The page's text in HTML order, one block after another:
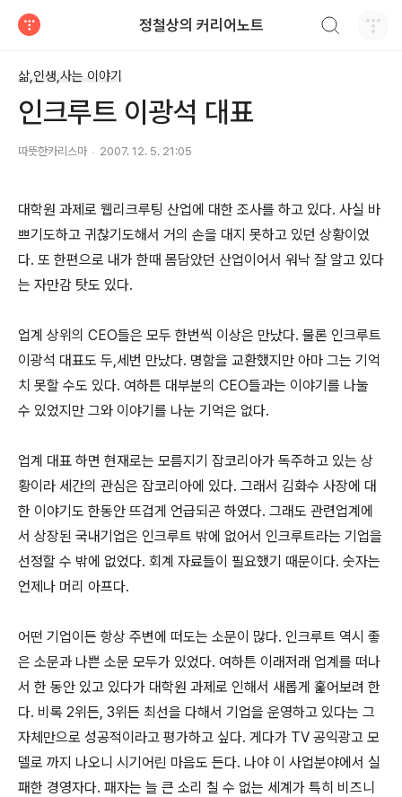
정철상의 커리어노트
삶,인생,사는 이야기
인크루트 이광석 대표
따뜻한카리스마 2007. 12. 5. 21:05
대학원 과제로 웹리크루팅 산업에 대한 조사를 하고 있다. 사실 바
쁘기도하고 귀찮기도해서 거의 손을 대지 못하고 있던 상황이었
다. 또 한편으로 내가 한때 몸담았던 산업이어서 워낙 잘 알고 있다
는 자만감 탓도 있다.
업계 상위의 CEO들은 모두 한번씩 이상은 만났다. 물론 인크루트
이광석 대표도 두,세번 만났다. 명함을 교환했지만 아마 그는 기억
치 못할 수도 있다. 여하튼 대부분의 CEO들과는 이야기를 나눌
수 있었지만 그와 이야기를 나눈 기억은 없다.
업계 대표 하면 현재로는 모름지기 잡코리아가 독주하고 있는 상
황이라 세간의 관심은 잡코리아에 있다. 그래서 김화수 사장에 대
한 이야기도 한동안 뜨겁게 언급되곤 하였다. 그래도 관련업계에
서 상장된 국내기업은 인크루트 밖에 없어서 인크루트라는 기업을
선정할 수 밖에 없었다. 회계 자료들이 필요했기 때문이다. 숫자는
언제나 머리 아프다.
어떤 기업이든 항상 주변에 떠도는 소문이 많다. 인크루트 역시 좋
은 소문과 나쁜 소문 모두가 있었다. 여하튼 이래저래 업계를 떠나
서 한 동안 있고 있다가 대학원 과제로 인해서 새롭게 훑어보려 한
다. 비록 2위든, 3위든 최선을 다해서 기업을 운영하고 있다는 그
자체만으로 성공적이라고 평가하고 싶다. 게다가 TV 공익광고 모
델로 까지 나오니 시기어린 마음도 든다. 나야 이 사업분야에서 실
패한 경영자다. 패자는 늘 큰 소리 칠 수 없는 세계가 특히 비즈니